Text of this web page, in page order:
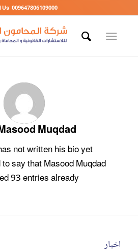
Us: 009647806109000
Muqdad
not written his bio yet.
to say that Masood Muqdad
93 entries already.
اخبار